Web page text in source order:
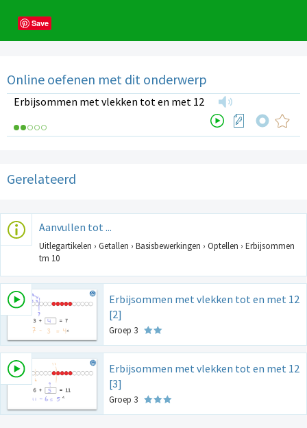
Save
Online oefenen met dit onderwerp
Erbijsommen met vlekken tot en met 12
Gerelateerd
Aanvullen tot ...
Uitlegartikelen › Getallen › Basisbewerkingen › Optellen › Erbijsommen
tm 10
Erbijsommen met vlekken tot en met 12
[2]
Groep 3
Erbijsommen met vlekken tot en met 12
[3]
Groep 3